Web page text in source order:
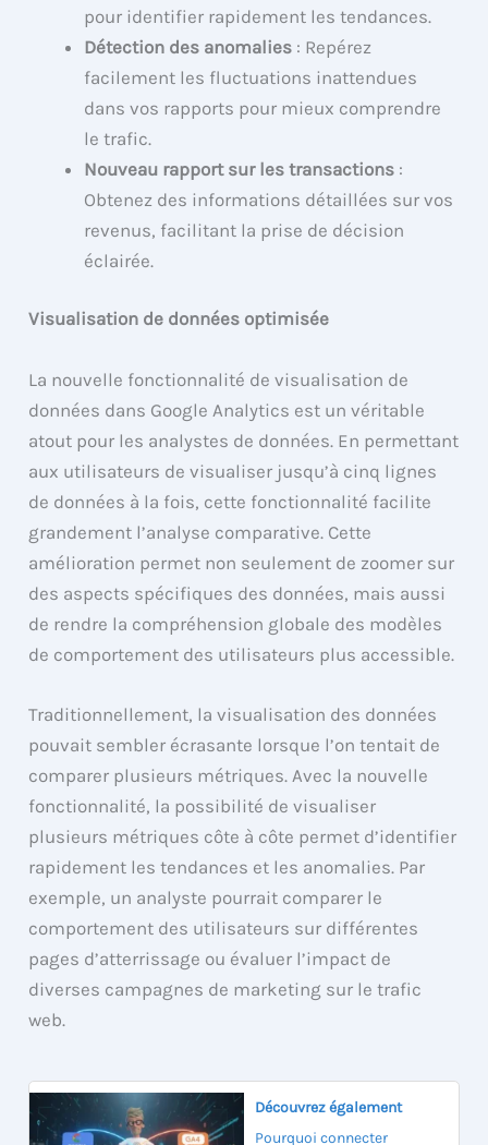
pour identifier rapidement les tendances.
Détection des anomalies : Repérez
facilement les fluctuations inattendues
dans vos rapports pour mieux comprendre
le trafic.
Nouveau rapport sur les transactions :
Obtenez des informations détaillées sur vos
revenus, facilitant la prise de décision
éclairée.
Visualisation de données optimisée
La nouvelle fonctionnalité de visualisation de
données dans Google Analytics est un véritable
atout pour les analystes de données. En permettant
aux utilisateurs de visualiser jusqu’à cinq lignes
de données à la fois, cette fonctionnalité facilite
grandement l’analyse comparative. Cette
amélioration permet non seulement de zoomer sur
des aspects spécifiques des données, mais aussi
de rendre la compréhension globale des modèles
de comportement des utilisateurs plus accessible.
Traditionnellement, la visualisation des données
pouvait sembler écrasante lorsque l’on tentait de
comparer plusieurs métriques. Avec la nouvelle
fonctionnalité, la possibilité de visualiser
plusieurs métriques côte à côte permet d’identifier
rapidement les tendances et les anomalies. Par
exemple, un analyste pourrait comparer le
comportement des utilisateurs sur différentes
pages d’atterrissage ou évaluer l’impact de
diverses campagnes de marketing sur le trafic
web.
Découvrez également
Pourquoi connecter